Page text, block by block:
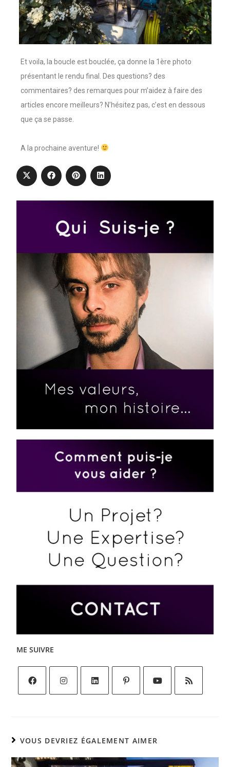
Et voila, la boucle est bouclée, ça donne la 1ère photo
présentant le rendu final. Des questions? des
commentaires? des remarques pour m’aidez à faire des
articles encore meilleurs? N’hésitez pas, c’est en dessous
que ça se passe.
A la prochaine aventure!
ME SUIVRE
VOUS DEVRIEZ ÉGALEMENT AIMER